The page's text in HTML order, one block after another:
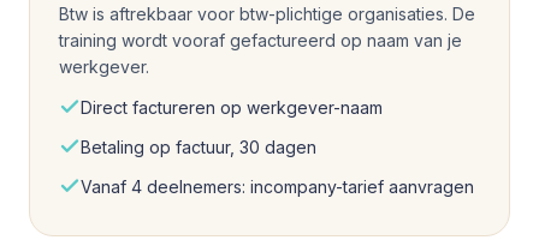
Btw is aftrekbaar voor btw-plichtige organisaties. De
training wordt vooraf gefactureerd op naam van je
werkgever.
Direct factureren op werkgever-naam
Betaling op factuur, 30 dagen
Vanaf 4 deelnemers: incompany-tarief aanvragen